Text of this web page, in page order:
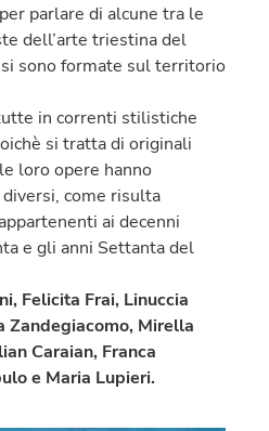
parlare di alcune tra le
dell’arte triestina del
sono formate sul territorio
in correnti stilistiche
si tratta di originali
loro opere hanno
come risulta
ai decenni
e gli anni Settanta del
Felicita Frai, Linuccia
Zandegiacomo, Mirella
Caraian, Franca
e Maria Lupieri.